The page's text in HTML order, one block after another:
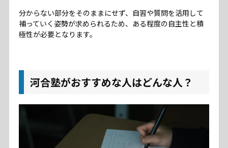
分からない部分をそのままにせず、自習や質問を活用して
補っていく姿勢が求められるため、ある程度の自主性と積
極性が必要となります。
河合塾がおすすめな人はどんな人？